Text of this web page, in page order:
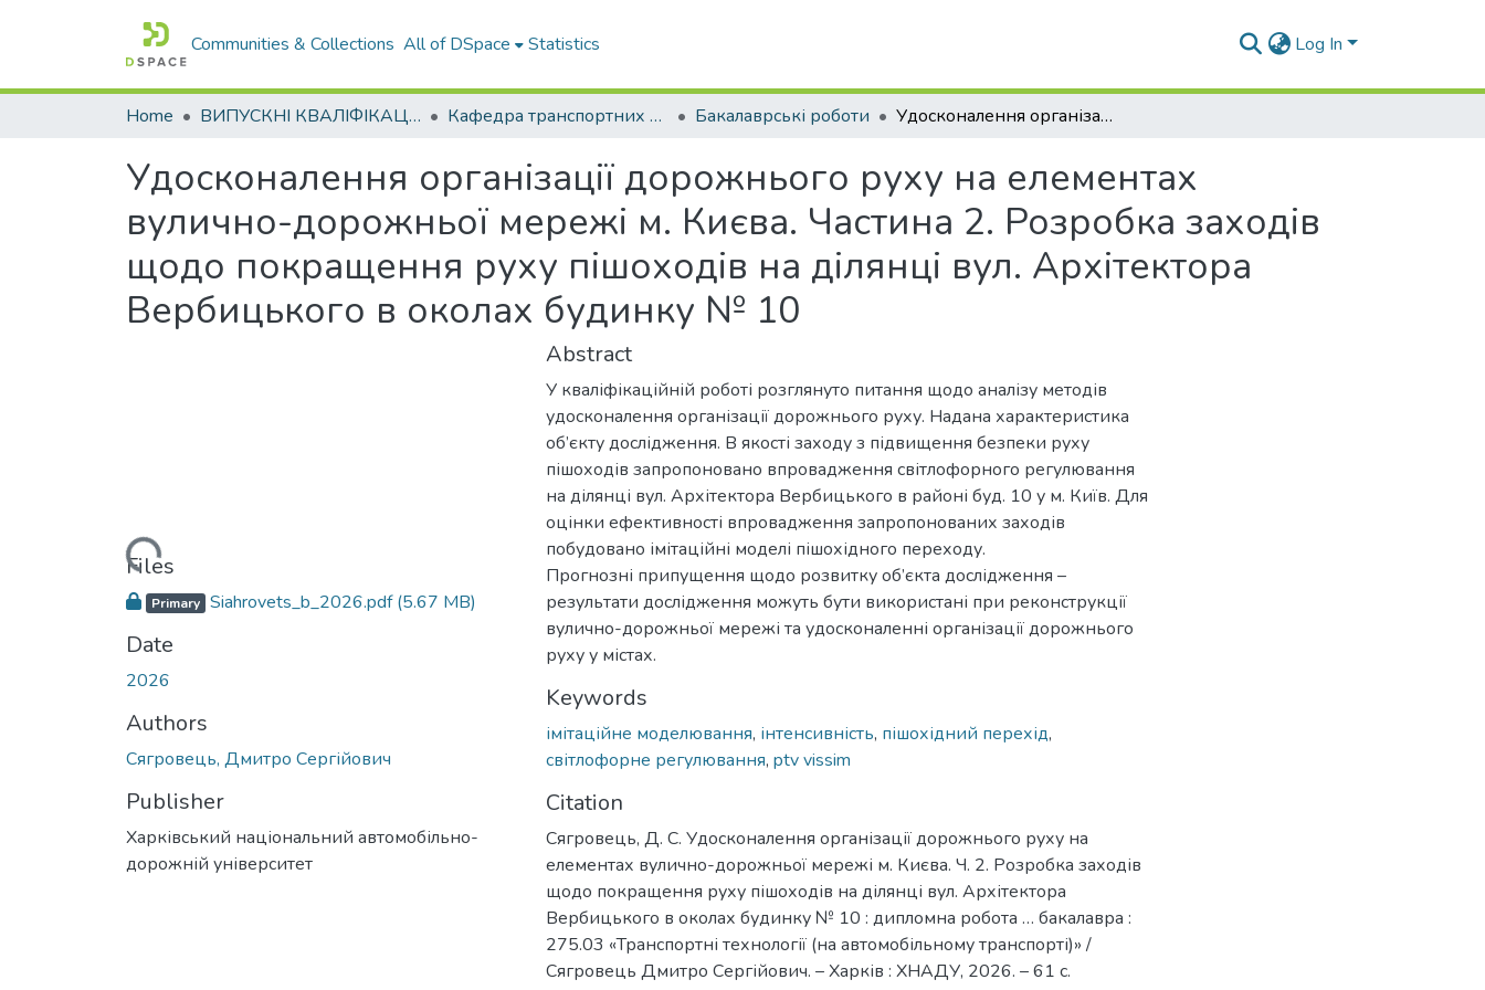
Communities & Collections All of DSpace Statistics Log In
Home ВИПУСКНІ КВАЛІФІКАЦІЙНІ РОБОТИ Кафедра транспортних систем і логістики Бакалаврські роботи Удосконалення організації дорожнього руху на елементах вулично-дорожньої мережі м. Києва. Частина 2. Розробка заходів щодо покращення руху пішоходів на ділянці вул. Архітектора Вербицького в околах будинку № 10
Удосконалення організації дорожнього руху на елементах
вулично-дорожньої мережі м. Києва. Частина 2. Розробка заходів
щодо покращення руху пішоходів на ділянці вул. Архітектора
Вербицького в околах будинку № 10
Loading...
Files
Primary Siahrovets_b_2026.pdf(5.67 MB)
Date
2026
Authors
Сягровець, Дмитро Сергійович
Publisher
Харківський національний автомобільно-
дорожній університет
Abstract
У кваліфікаційній роботі розглянуто питання щодо аналізу методів
удосконалення організації дорожнього руху. Надана характеристика
об’єкту дослідження. В якості заходу з підвищення безпеки руху
пішоходів запропоновано впровадження світлофорного регулювання
на ділянці вул. Архітектора Вербицького в районі буд. 10 у м. Київ. Для
оцінки ефективності впровадження запропонованих заходів
побудовано імітаційні моделі пішохідного переходу.
Прогнозні припущення щодо розвитку об’єкта дослідження –
результати дослідження можуть бути використані при реконструкції
вулично-дорожньої мережі та удосконаленні організації дорожнього
руху у містах.
Keywords
імітаційне моделювання, інтенсивність, пішохідний перехід,
світлофорне регулювання, ptv vissim
Citation
Сягровець, Д. С. Удосконалення організації дорожнього руху на
елементах вулично-дорожньої мережі м. Києва. Ч. 2. Розробка заходів
щодо покращення руху пішоходів на ділянці вул. Архітектора
Вербицького в околах будинку № 10 : дипломна робота … бакалавра :
275.03 «Транспортні технології (на автомобільному транспорті)» /
Сягровець Дмитро Сергійович. – Харків : ХНАДУ, 2026. – 61 с.